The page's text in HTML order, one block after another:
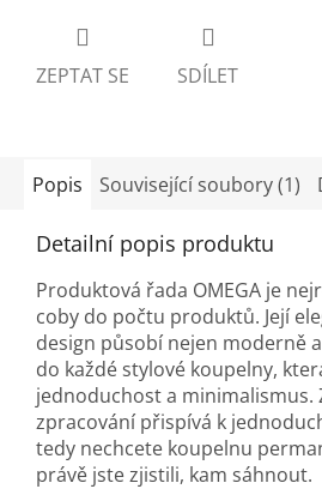
ZEPTAT SE SDÍLET
Popis Související soubory (1)
Detailní popis produktu
Produktová řada OMEGA je
coby do počtu produktů. Její
design působí nejen moderně
do každé stylové koupelny,
jednoduchost a minimalismus.
zpracování přispívá k
tedy nechcete koupelnu
právě jste zjistili, kam sáhnout.